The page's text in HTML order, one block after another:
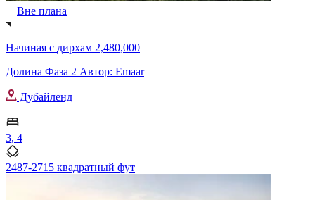
Вне плана
Начиная с дирхам 2,480,000
Долина Фаза 2 Автор: Emaar
Дубайленд
3, 4
2487-2715 квадратный фут